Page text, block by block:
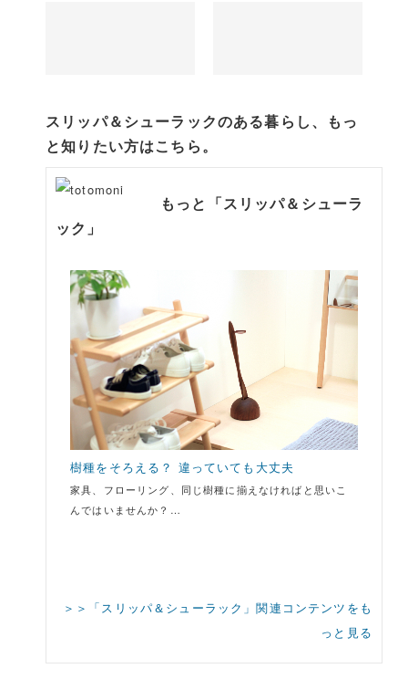
スリッパ＆シューラックのある暮らし、もっ
と知りたい方はこちら。
もっと「スリッパ＆シューラ
ック」
樹種をそろえる？ 違っていても大丈夫
家具、フローリング、同じ樹種に揃えなければと思いこ
んではいませんか？…
＞＞「スリッパ＆シューラック」関連コンテンツをも
っと見る